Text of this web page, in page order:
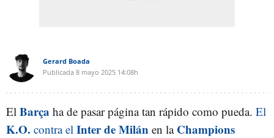
Gerard Boada
Publicada 8 mayo 2025 14:08h
El Barça ha de pasar página tan rápido como pueda. El
K.O. contra el Inter de Milán en la Champions